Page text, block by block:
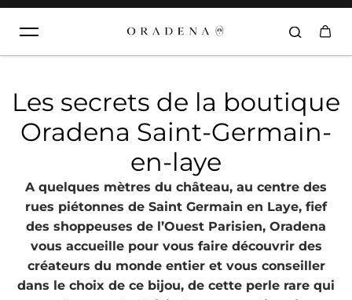
Les secrets de la boutique
Oradena Saint-Germain-
en-laye
A quelques mètres du château, au centre des
rues piétonnes de Saint Germain en Laye, fief
des shoppeuses de l’Ouest Parisien, Oradena
vous accueille pour vous faire découvrir des
créateurs du monde entier et vous conseiller
dans le choix de ce bijou, de cette perle rare qui